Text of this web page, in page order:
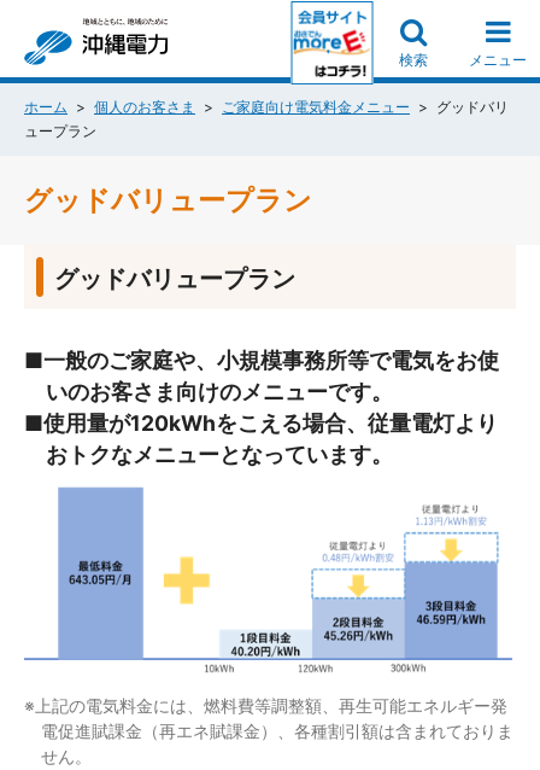
検索 メニュー
ホーム 個人のお客さま ご家庭向け電気料金メニュー
グッドバリ
ュープラン
グッドバリュープラン
グッドバリュープラン
■一般のご家庭や、小規模事務所等で電気をお使
いのお客さま向けのメニューです。
■使用量が120kWhをこえる場合、従量電灯より
おトクなメニューとなっています。
※上記の電気料金には、燃料費等調整額、再生可能エネルギー発
電促進賦課金（再エネ賦課金）、各種割引額は含まれておりま
せん。